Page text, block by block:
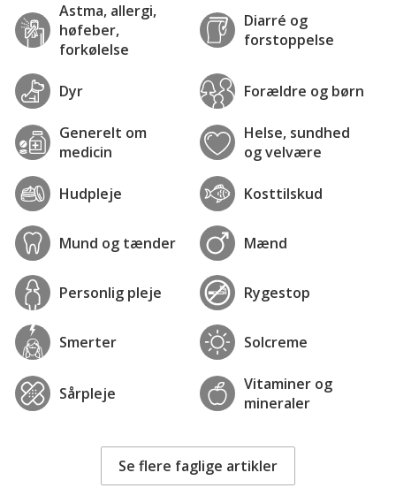
Astma, allergi,
høfeber,
forkølelse
Diarré og
forstoppelse
Dyr Forældre og børn
Generelt om
medicin
Helse, sundhed
og velvære
Hudpleje Kosttilskud
Mund og tænder Mænd
Personlig pleje Rygestop
Smerter Solcreme
Sårpleje
Vitaminer og
mineraler
Se flere faglige artikler